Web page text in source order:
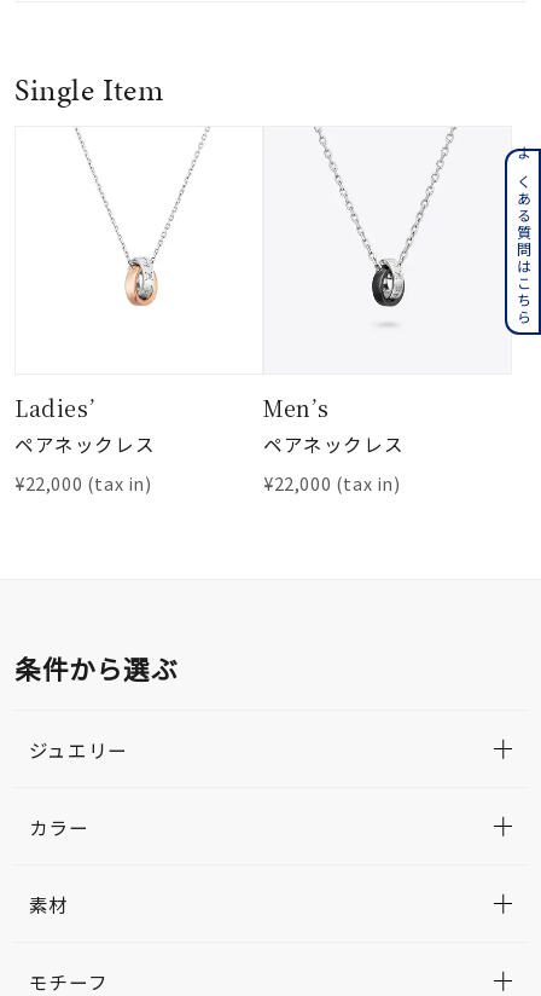
Single Item
Ladies’
ペアネックレス
¥22,000 (tax in)
Men’s
ペアネックレス
¥22,000 (tax in)
条件から選ぶ
ジュエリー
カラー
素材
モチーフ
よくある質問はこちら